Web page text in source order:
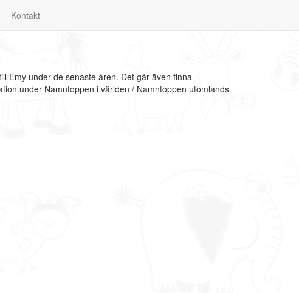
Kontakt
Emy under de senaste åren. Det går även finna
under Namntoppen i världen / Namntoppen utomlands.